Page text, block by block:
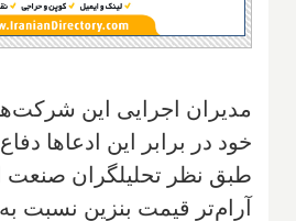
مدیران اجرایی این
خود در برابر این ادعاها
طبق نظر تحلیلگران صنعت
آرام‌تر قیمت بنزین نسبت